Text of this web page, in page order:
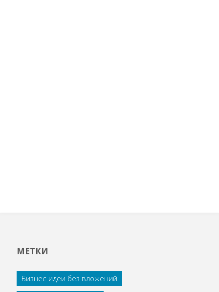
МЕТКИ
Бизнес идеи без вложений